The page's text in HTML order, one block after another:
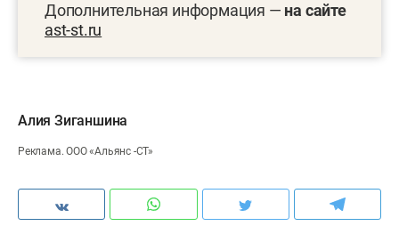
Дополнительная информация — на сайте
ast-st.ru
Алия Зиганшина
Реклама. ООО «Альянс -СТ»